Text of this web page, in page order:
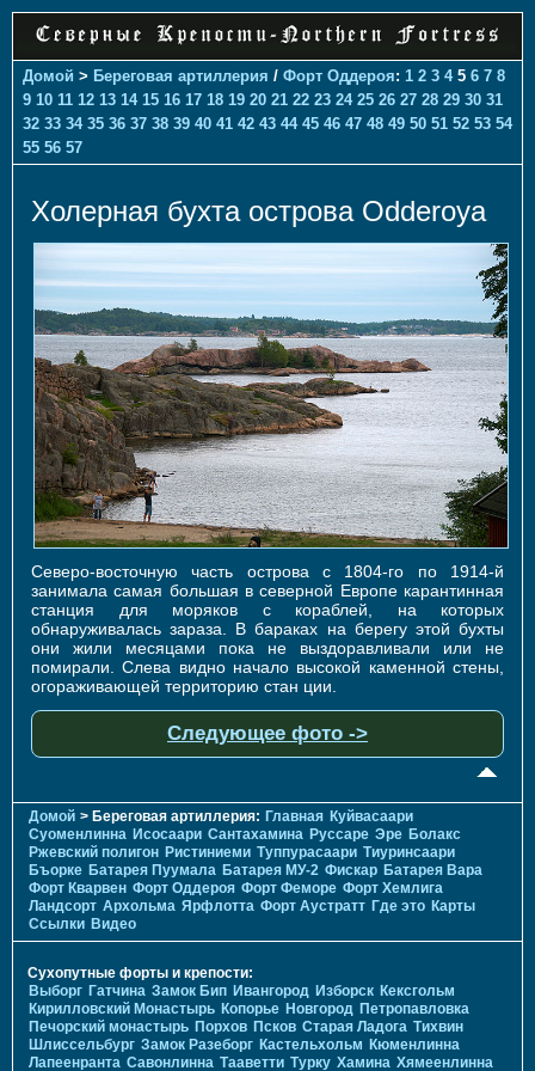
Домой > Береговая артиллерия / Форт Оддероя: 1 2 3 45 6 7 8
9 10 11 12 13 14 15 16 17 18 19 20 21 22 23 24 25 26 27 28 29 30 31
32 33 34 35 36 37 38 39 40 41 42 43 44 45 46 47 48 49 50 51 52 53 54
55 56 57
Холерная бухта острова Odderoya
Северо-восточную часть острова с 1804-го по 1914-й
занимала самая большая в северной Европе карантинная
станция для моряков с кораблей, на которых
обнаруживалась зараза. В бараках на берегу этой бухты
они жили месяцами пока не выздоравливали или не
помирали. Слева видно начало высокой каменной стены,
огораживающей территорию стан ции.
Следующее фото ->
Домой > Береговая артиллерия: Главная Куйвасаари
Суоменлиннa Исосаари Сантахамина Руссаре Эре Болакс
Ржевский полигон Ристиниеми Туппурасаари Тиуринсаари
Бъорке Батарея Пуумала Батарея МУ-2 Фискар Батарея Вара
Форт Кварвен Форт Оддероя Форт Феморе Форт Хемлига
Ландсорт Архольма Ярфлотта Форт Аустратт Где это Карты
Ссылки Видео
Сухопутные форты и крепости:
Выборг Гатчина Замок Бип Ивангород Изборск Кексгольм
Кирилловский Монастырь Копорье Новгород Петропавловка
Печорcкий монастырь Порхов Псков Старая Ладога Тихвин
Шлиссельбург Замок Разеборг Кастельхольм Кюменлинна
Лапеенранта Савонлинна Тааветти Турку Хамина Хямеенлинна